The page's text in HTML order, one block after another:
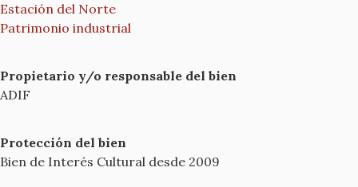
Estación del Norte
Patrimonio industrial
Propietario y/o responsable del bien
ADIF
Protección del bien
Bien de Interés Cultural desde 2009